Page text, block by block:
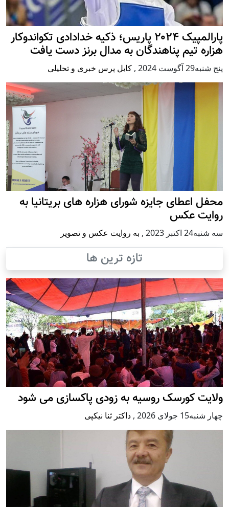
پارالمپیک ۲۰۲۴ پاریس؛ ذکیه خدادادی تکواندوکار
هزاره تیم پناهندگان به مدال برنز دست یافت
پنج شنبه29 آگوست 2024 , کابل پرس خبری و تحلیلی
محفل اعطای جایزه شورای هزاره های بریتانیا به
روایت عکس
سه شنبه24 اكتبر 2023 , به روایت عکس و تصویر
تازه ترین ها
ولایت کورسک روسیه به زودی پاکسازی می شود
چهار شنبه15 جولای 2026 , داکتر ثنا نیکپی